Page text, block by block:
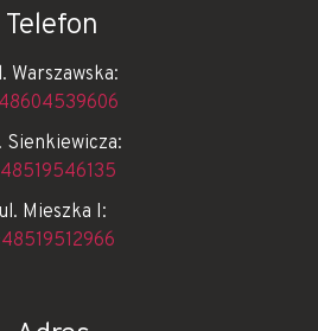
Telefon
Warszawska:
Sienkiewicza:
ul. Mieszka I: